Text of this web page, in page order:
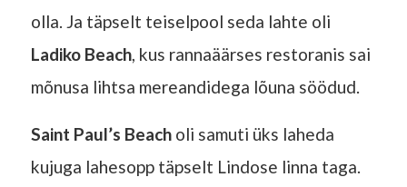
olla. Ja täpselt teiselpool seda lahte oli
Ladiko Beach, kus rannaäärses restoranis sai
mõnusa lihtsa mereandidega lõuna söödud.
Saint Paul’s Beacholi samuti üks laheda
kujuga lahesopp täpselt Lindose linna taga.